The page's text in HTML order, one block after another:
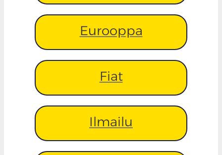
Eurooppa
Fiat
Ilmailu